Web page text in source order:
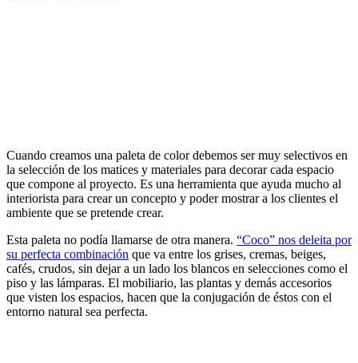
Cuando creamos una paleta de color debemos ser muy selectivos en
la selección de los matices y materiales para decorar cada espacio
que compone al proyecto. Es una herramienta que ayuda mucho al
interiorista para crear un concepto y poder mostrar a los clientes el
ambiente que se pretende crear.
Esta paleta no podía llamarse de otra manera. “Coco” nos deleita por
su perfecta combinación que va entre los grises, cremas, beiges,
cafés, crudos, sin dejar a un lado los blancos en selecciones como el
piso y las lámparas. El mobiliario, las plantas y demás accesorios
que visten los espacios, hacen que la conjugación de éstos con el
entorno natural sea perfecta.